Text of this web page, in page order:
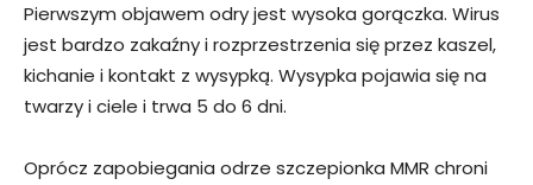
Pierwszym objawem odry jest wysoka gorączka. Wirus
jest bardzo zakaźny i rozprzestrzenia się przez kaszel,
kichanie i kontakt z wysypką. Wysypka pojawia się na
twarzy i ciele i trwa 5 do 6 dni.
Oprócz zapobiegania odrze szczepionka MMR chroni